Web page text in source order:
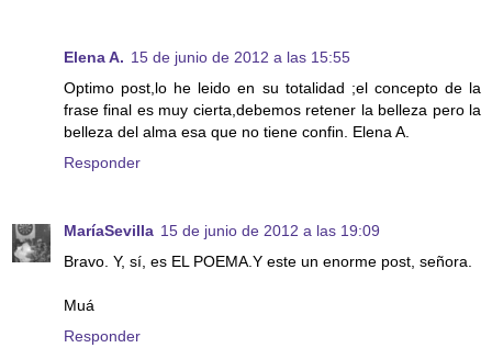
Elena A. 15 de junio de 2012 a las 15:55
Optimo post,lo he leido en su totalidad ;el concepto de la
frase final es muy cierta,debemos retener la belleza pero la
belleza del alma esa que no tiene confin. Elena A.
Responder
MaríaSevilla 15 de junio de 2012 a las 19:09
Bravo. Y, sí, es EL POEMA.Y este un enorme post, señora.
Muá
Responder